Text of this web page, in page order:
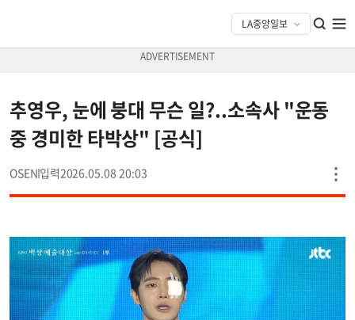
추영우, 눈에 붕대 무슨 일?..소속사 "운동
중 경미한 타박상" [공식]
OSEN 2026.05.08 20:03